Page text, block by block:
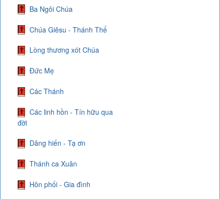
Ba Ngôi Chúa
Chúa Giêsu - Thánh Thể
Lòng thương xót Chúa
Đức Mẹ
Các Thánh
Các linh hồn - Tín hữu qua
đời
Dâng hiến - Tạ ơn
Thánh ca Xuân
Hôn phối - Gia đình